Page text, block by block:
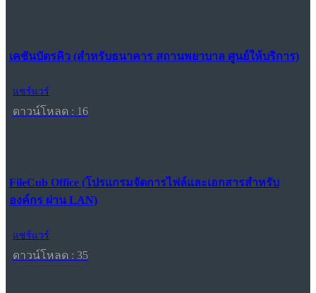
เคชันบัตรคิว (สำหรับธนาคาร สถานพยาบาล ศูนย์ให้บริการ)
แชร์แวร์
ดาวน์โหลด : 16
FileCub Office (โปรแกรมจัดการไฟล์และเอกสารสำหรับ
องค์กร ผ่าน LAN)
แชร์แวร์
ดาวน์โหลด : 35